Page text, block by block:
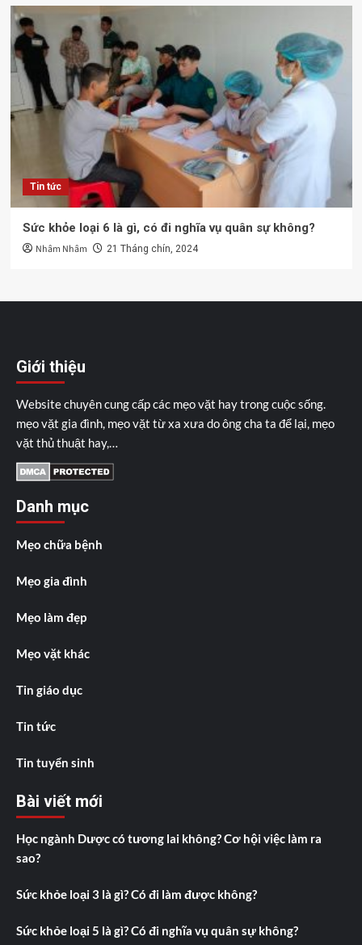
Tin tức
Sức khỏe loại 6 là gì, có đi nghĩa vụ quân sự không?
Nhâm Nhâm 21 Tháng chín, 2024
Giới thiệu
Website chuyên cung cấp các mẹo vặt hay trong cuộc sống.
mẹo vặt gia đình, mẹo vặt từ xa xưa do ông cha ta để lại, mẹo
vặt thủ thuật hay,…
Danh mục
Mẹo chữa bệnh
Mẹo gia đình
Mẹo làm đẹp
Mẹo vặt khác
Tin giáo dục
Tin tức
Tin tuyển sinh
Bài viết mới
Học ngành Dược có tương lai không? Cơ hội việc làm ra
sao?
Sức khỏe loại 3 là gì? Có đi làm được không?
Sức khỏe loại 5 là gì? Có đi nghĩa vụ quân sự không?